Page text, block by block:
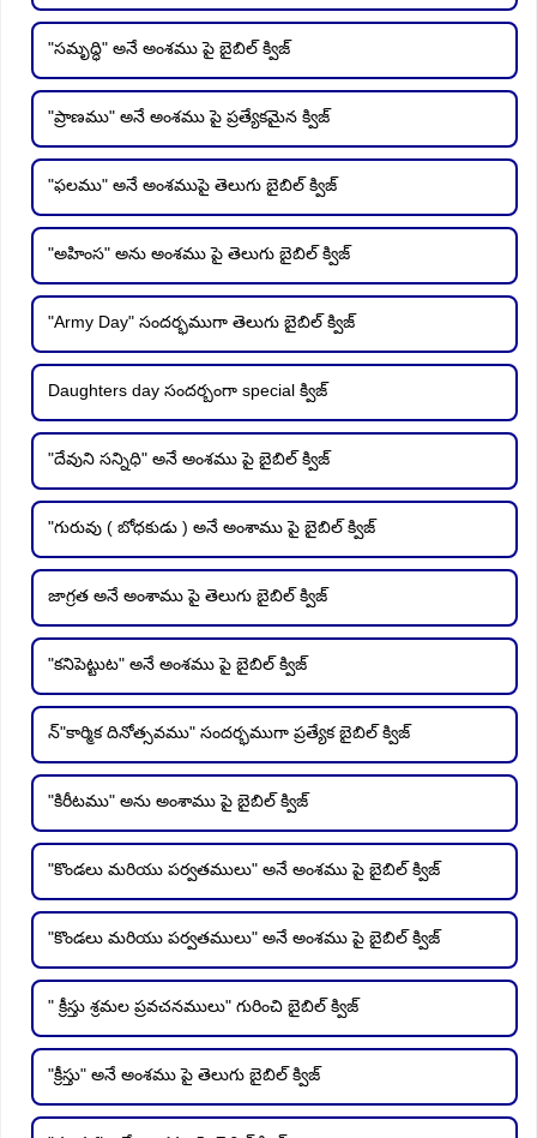
"సమృద్ధి" అనే అంశము పై బైబిల్ క్విజ్
"ప్రాణము" అనే అంశము పై ప్రత్యేకమైన క్విజ్
"ఫలము" అనే అంశముపై తెలుగు బైబిల్ క్విజ్
"అహింస" అను అంశము పై తెలుగు బైబిల్ క్విజ్
"Army Day" సందర్భముగా తెలుగు బైబిల్ క్విజ్
Daughters day సందర్బంగా special క్విజ్
"దేవుని సన్నిధి" అనే అంశము పై బైబిల్ క్విజ్
"గురువు ( బోధకుడు ) అనే అంశాము పై బైబిల్ క్విజ్
జాగ్రత అనే అంశాము పై తెలుగు బైబిల్ క్విజ్
"కనిపెట్టుట" అనే అంశము పై బైబిల్ క్విజ్
న్"కార్మిక దినోత్సవము" సందర్భముగా ప్రత్యేక బైబిల్ క్విజ్
"కిరీటము" అను అంశాము పై బైబిల్ క్విజ్
"కొండలు మరియు పర్వతములు" అనే అంశము పై బైబిల్ క్విజ్
"కొండలు మరియు పర్వతములు" అనే అంశము పై బైబిల్ క్విజ్
" క్రీస్తు శ్రమల ప్రవచనములు" గురించి బైబిల్ క్విజ్
"క్రీస్తు" అనే అంశము పై తెలుగు బైబిల్ క్విజ్